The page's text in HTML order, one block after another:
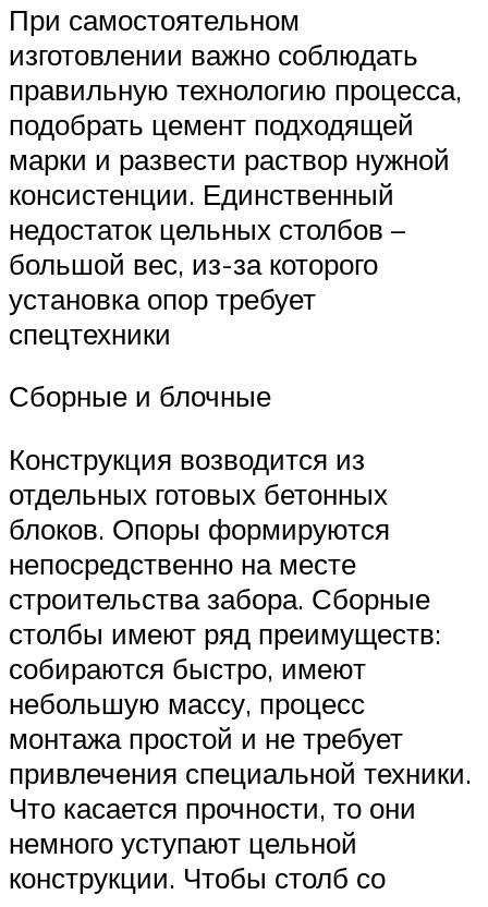
При самостоятельном
изготовлении важно соблюдать
правильную технологию процесса,
подобрать цемент подходящей
марки и развести раствор нужной
консистенции. Единственный
недостаток цельных столбов –
большой вес, из-за которого
установка опор требует
спецтехники
Сборные и блочные
Конструкция возводится из
отдельных готовых бетонных
блоков. Опоры формируются
непосредственно на месте
строительства забора. Сборные
столбы имеют ряд преимуществ:
собираются быстро, имеют
небольшую массу, процесс
монтажа простой и не требует
привлечения специальной техники.
Что касается прочности, то они
немного уступают цельной
конструкции. Чтобы столб со